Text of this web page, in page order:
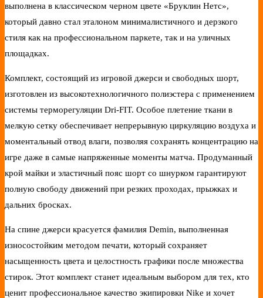
выполнена в классическом черном цвете «Бруклин Нетс»,
который давно стал эталоном минималистичного и дерзкого
стиля как на профессиональном паркете, так и на уличных
площадках.
Комплект, состоящий из игровой джерси и свободных шорт,
изготовлен из высокотехнологичного полиэстера с применением
системы терморегуляции Dri-FIT. Особое плетение ткани в
мелкую сетку обеспечивает непрерывную циркуляцию воздуха и
моментальный отвод влаги, позволяя сохранять концентрацию на
игре даже в самые напряженные моменты матча. Продуманный
крой майки и эластичный пояс шорт со шнурком гарантируют
полную свободу движений при резких проходах, прыжках и
дальних бросках.
На спине джерси красуется фамилия Demin, выполненная
износостойким методом печати, который сохраняет
насыщенность цвета и целостность графики после множества
стирок. Этот комплект станет идеальным выбором для тех, кто
ценит профессиональное качество экипировки Nike и хочет